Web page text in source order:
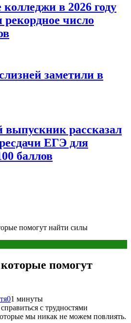
в 2026 году
рекордное число
заметили в
рассказал
ЕГЭ для
баллов
помогут найти силы
помогут
01 минуты
с трудностями
мы никак не можем повлиять.